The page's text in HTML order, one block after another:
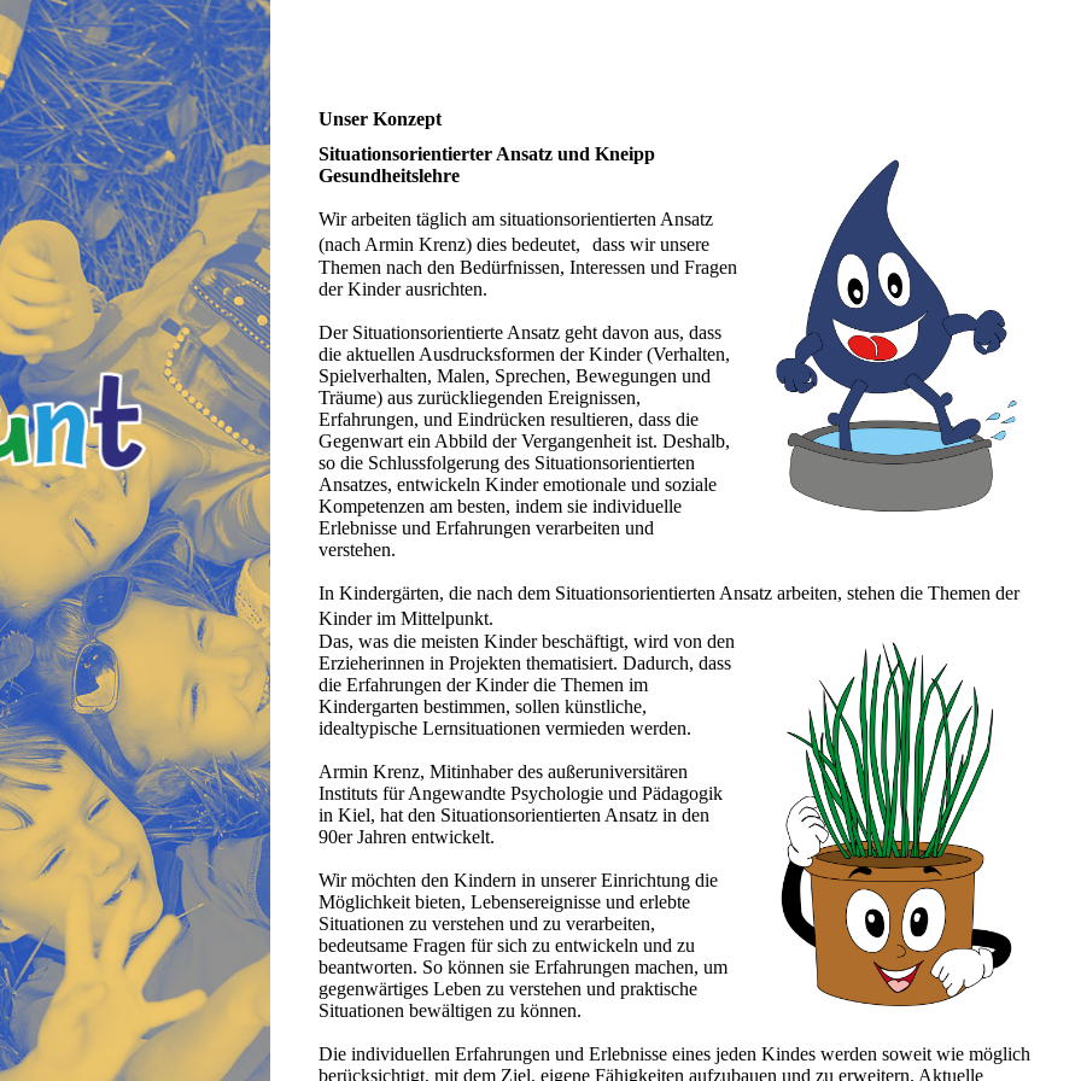
Unser Konzept
Situationsorientierter Ansatz und Kneipp
Gesundheitslehre
Wir arbeiten täglich am situationsorientierten Ansatz
(nach Armin Krenz) dies bedeutet, dass wir unsere
Themen nach den Bedürfnissen, Interessen und Fragen
der Kinder ausrichten.
Der Situationsorientierte Ansatz geht davon aus, dass
die aktuellen Ausdrucksformen der Kinder (Verhalten,
Spielverhalten, Malen, Sprechen, Bewegungen und
Träume) aus zurückliegenden Ereignissen,
Erfahrungen, und Eindrücken resultieren, dass die
Gegenwart ein Abbild der Vergangenheit ist. Deshalb,
so die Schlussfolgerung des Situationsorientierten
Ansatzes, entwickeln Kinder emotionale und soziale
Kompetenzen am besten, indem sie individuelle
Erlebnisse und Erfahrungen verarbeiten und
verstehen.
In Kindergärten, die nach dem Situationsorientierten Ansatz arbeiten, stehen die Themen der
Kinder im Mittelpunkt.
Das, was die meisten Kinder beschäftigt, wird von den
Erzieherinnen in Projekten thematisiert. Dadurch, dass
die Erfahrungen der Kinder die Themen im
Kindergarten bestimmen, sollen künstliche,
idealtypische Lernsituationen vermieden werden.
Armin Krenz, Mitinhaber des außeruniversitären
Instituts für Angewandte Psychologie und Pädagogik
in Kiel, hat den Situationsorientierten Ansatz in den
90er Jahren entwickelt.
Wir möchten den Kindern in unserer Einrichtung die
Möglichkeit bieten, Lebensereignisse und erlebte
Situationen zu verstehen und zu verarbeiten,
bedeutsame Fragen für sich zu entwickeln und zu
beantworten. So können sie Erfahrungen machen, um
gegenwärtiges Leben zu verstehen und praktische
Situationen bewältigen zu können.
Die individuellen Erfahrungen und Erlebnisse eines jeden Kindes werden soweit wie möglich
berücksichtigt, mit dem Ziel, eigene Fähigkeiten aufzubauen und zu erweitern. Aktuelle